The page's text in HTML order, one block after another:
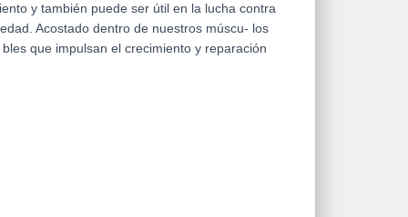
y también puede ser útil en la lucha contra
Acostado dentro de nuestros múscu- los
que impulsan el crecimiento y reparación